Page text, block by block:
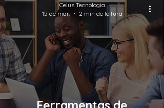
Celus Tecnologia
15 de mar.
2 min de leitura